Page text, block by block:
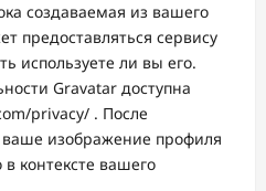
создаваемая из вашего
предоставляться сервису
используете ли вы его.
Gravatar доступна
privacy/ . После
изображение профиля
контексте вашего